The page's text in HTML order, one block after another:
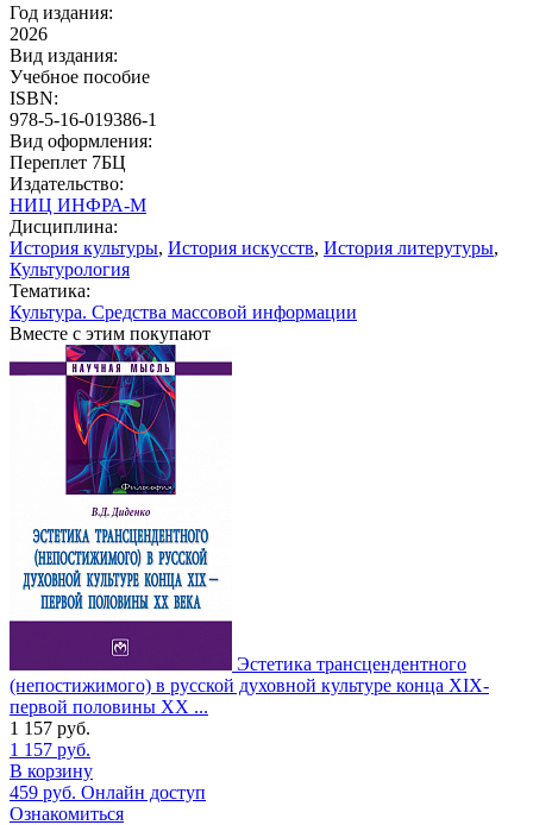
Год издания:
2026
Вид издания:
Учебное пособие
ISBN:
978-5-16-019386-1
Вид оформления:
Переплет 7БЦ
Издательство:
НИЦ ИНФРА-М
Дисциплина:
История культуры, История искусств, История литерутуры,
Культурология
Тематика:
Культура. Средства массовой информации
Вместе с этим покупают
Эстетика трансцендентного
(непостижимого) в русской духовной культуре конца XIX-
первой половины XX ...
1 157 руб.
1 157 руб.
В корзину
459 руб. Онлайн доступ
Ознакомиться